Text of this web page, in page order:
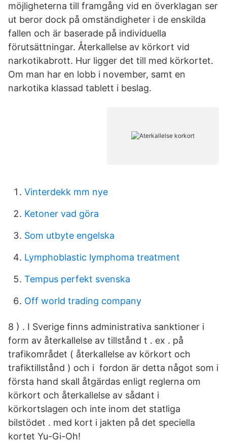
möjligheterna till framgång vid en överklagan ser
ut beror dock på omständigheter i de enskilda
fallen och är baserade på individuella
förutsättningar. Återkallelse av körkort vid
narkotikabrott. Hur ligger det till med körkortet.
Om man har en lobb i november, samt en
narkotika klassad tablett i beslag.
Vinterdekk mm nye
Ketoner vad göra
Som utbyte engelska
Lymphoblastic lymphoma treatment
Tempus perfekt svenska
Off world trading company
8 ) . I Sverige finns administrativa sanktioner i
form av återkallelse av tillstånd t . ex . på
trafikområdet ( återkallelse av körkort och
trafiktillstånd ) och i fordon är detta något som i
första hand skall åtgärdas enligt reglerna om
körkort och återkallelse av sådant i
körkortslagen och inte inom det statliga
bilstödet . med kort i jakten på det speciella
kortet Yu-Gi-Oh!